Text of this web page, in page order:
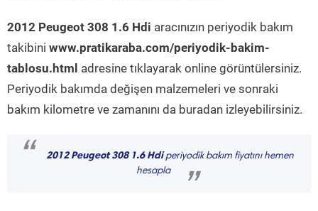
2012 Peugeot 308 1.6 Hdi aracınızın periyodik bakım
takibini www.pratikaraba.com/periyodik-bakim-
tablosu.html adresine tıklayarak online görüntülersiniz.
Periyodik bakımda değişen malzemeleri ve sonraki
bakım kilometre ve zamanını da buradan izleyebilirsiniz.
“ 2012 Peugeot 308 1.6 Hdiperiyodik bakım fiyatını hemen
hesapla
”